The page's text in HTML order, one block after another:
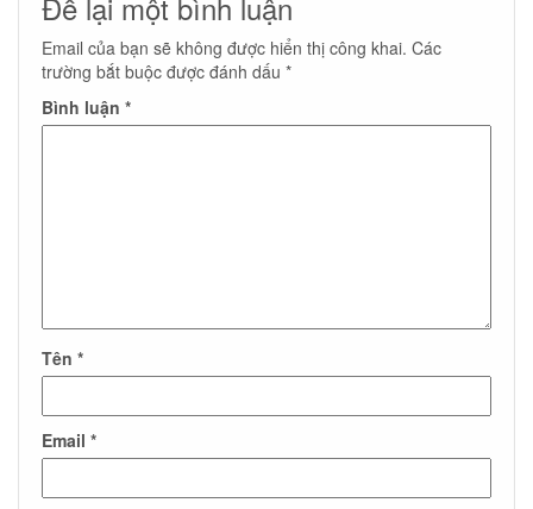
Email của bạn sẽ không được hiển thị công khai. Các
trường bắt buộc được đánh dấu *
Bình luận *
Tên *
Email *